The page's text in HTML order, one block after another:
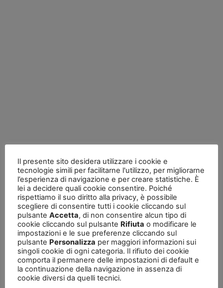
Il presente sito desidera utilizzare i cookie e
tecnologie simili per facilitarne l'utilizzo, per migliorarne
l’esperienza di navigazione e per creare statistiche. È
lei a decidere quali cookie consentire. Poiché
rispettiamo il suo diritto alla privacy, è possibile
scegliere di consentire tutti i cookie cliccando sul
pulsante Accetta, di non consentire alcun tipo di
cookie cliccando sul pulsante Rifiuta o modificare le
impostazioni e le sue preferenze cliccando sul
pulsante Personalizza per maggiori informazioni sui
singoli cookie di ogni categoria. Il rifiuto dei cookie
comporta il permanere delle impostazioni di default e
la continuazione della navigazione in assenza di
cookie diversi da quelli tecnici.